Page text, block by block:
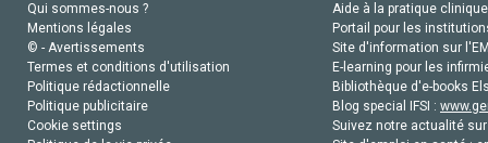
Qui sommes-nous ?
Mentions légales
© - Avertissements
Termes et conditions d'utilisation
Politique rédactionnelle
Politique publicitaire
Cookie settings
Aide à la pratique
Portail pour les
Site d'information sur
E-learning pour les
Bibliothèque d'e-books
Blog special IFSI :
Suivez notre actualité